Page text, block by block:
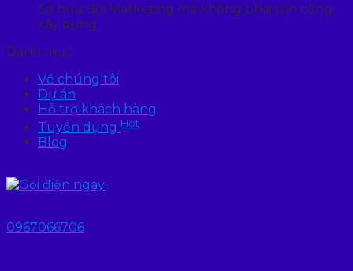
Sở hữu đội Marketing mà không phải tốn công
xây dựng
Danh mục
Về chúng tôi
Dự án
Hỗ trợ khách hàng
Tuyển dụng Hot
Blog
0967066706